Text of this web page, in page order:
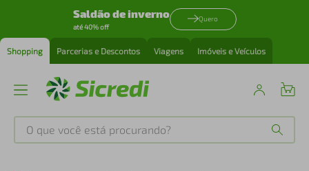
Saldão de inverno
até 40% off
Quero
Shopping Parcerias e Descontos Viagens Imóveis e Veículos
O que você está procurando?